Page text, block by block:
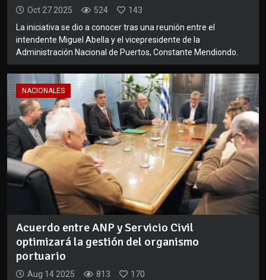
Oct 27 2025 524
143
La iniciativa se dio a conocer tras una reunión entre el
intendente Miguel Abella y el vicepresidente de la
Administración Nacional de Puertos, Constante Mendiondo.
NACIONALES
Acuerdo entre ANP y Servicio Civil
optimizará la gestión del organismo
portuario
Aug 14 2025 813
170